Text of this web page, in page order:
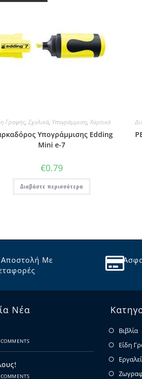
Γραφής,Σχολικά, Υπογράμμιση,Χαρτικά
Υπογράμμισης Edding
Mini e-7
€0.79
Διαβάστε περισσότερα
Με
Νέα
Βιβλία
Είδη